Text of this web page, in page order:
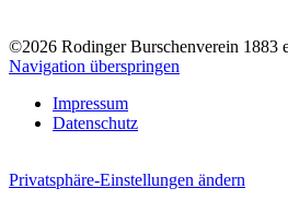
©2026 Rodinger Burschenverein 1883
Navigation überspringen
Impressum
Datenschutz
Privatsphäre-Einstellungen ändern